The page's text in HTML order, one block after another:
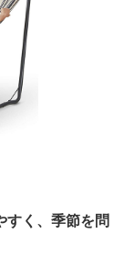
すく、季節を問